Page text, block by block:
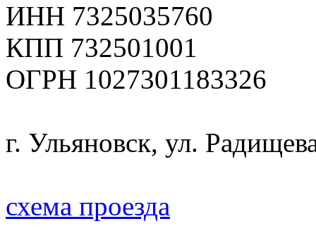
ИНН 7325035760
КПП 732501001
ОГРН 1027301183326
г. Ульяновск, ул.
схема проезда